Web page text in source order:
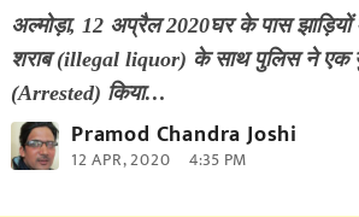
अल्मोड़ा, 12 अप्रैल 2020घर के पास झाड़ियों
शराब (illegal liquor) के साथ पुलिस ने एक
(Arrested) किया…
Pramod Chandra Joshi
12 APR, 2020 4:35 PM